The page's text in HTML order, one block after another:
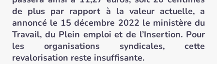
de plus par rapport à la valeur actuelle, a
annoncé le 15 décembre 2022 le ministère du
Travail, du Plein emploi et de l’Insertion. Pour
les organisations syndicales, cette
revalorisation reste insuffisante.